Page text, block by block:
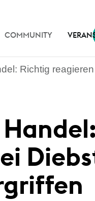
COMMUNITY
Richtig